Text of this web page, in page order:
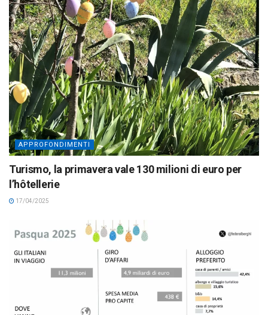
APPROFONDIMENTI
Turismo, la primavera vale 130 milioni di euro per
l’hôtellerie
17/04/2025